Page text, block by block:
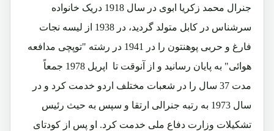
جنرال محمد زکریا ابوی در سال 1918 دریک خانواده
سرشناس در کابل متولد گردید، در 1938 از لیسه نجات
فارغ و حربی پوهنتون را در 1941 در رشته "توپچی مدافعه
هوائی" به پایان رسانید و از آنوقت تا اپریل 1978 جمعاً
مدت 37 سال را در شعبات مختلف اردو خدمت کرد و در
سال 1973 به رتبه جنرالی ارتقا و سپس به حیث رئیس
تشکیلات وزارت دفاع ملی خدمت کرد. او پس از کودتای